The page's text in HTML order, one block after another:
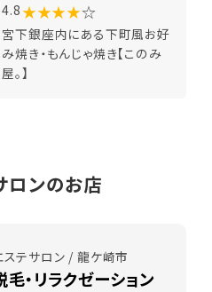
4.8 ★★★★☆
宮下銀座内にある下町風お好
み焼き・もんじゃ焼き【このみ
屋。】
ロンのお店
ステサロン / 龍ケ崎市
毛・リラクゼーション